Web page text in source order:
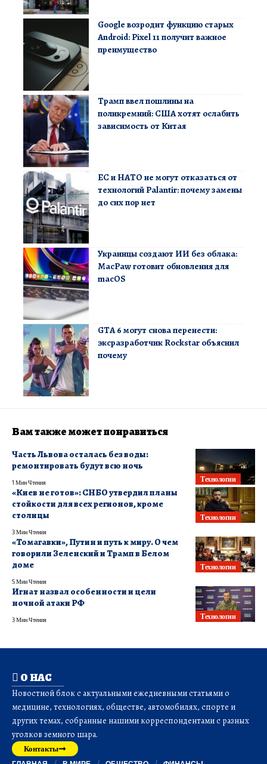
Google возродит функцию старых
Android: Pixel 11 получит важное
преимущество
Трамп ввел пошлины на
поликремний: США хотят ослабить
зависимость от Китая
ЕС и НАТО не могут отказаться от
технологий Palantir: почему замены
до сих пор нет
Украинцы создают ИИ без облака:
MacPaw готовит обновления для
macOS
GTA 6 могут снова перенести:
эксразработчик Rockstar объяснил
почему
Вам также может понравиться
Технологии
Часть Львова осталась без воды:
ремонтировать будут всю ночь
1 Мин Чтения
Технологии
«Киев не готов»: СНБО утвердил планы
стойкости для всех регионов, кроме
столицы
3 Мин Чтения
Технологии
«Томагавки», Путин и путь к миру. О чем
говорили Зеленский и Трамп в Белом
доме
5 Мин Чтения
Технологии
Игнат назвал особенности и цели
ночной атаки РФ
3 Мин Чтения
О НАС
Новостной блок с актуальными ежедневными статьями о
медицине, технологиях, обществе, автомобилях, спорте и
других темах, собранные нашими корреспондентами с разных
уголков земного шара.
Контакты